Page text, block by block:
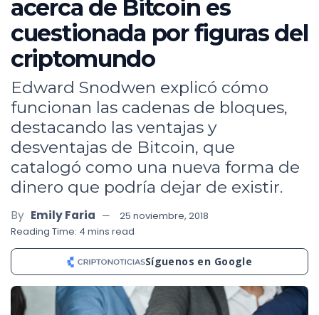
acerca de Bitcoin es
cuestionada por figuras del
criptomundo
Edward Snodwen explicó cómo
funcionan las cadenas de bloques,
destacando las ventajas y
desventajas de Bitcoin, que
catalogó como una nueva forma de
dinero que podría dejar de existir.
By Emily Faria
25 noviembre, 2018
Reading Time: 4 mins read
Síguenos en Google